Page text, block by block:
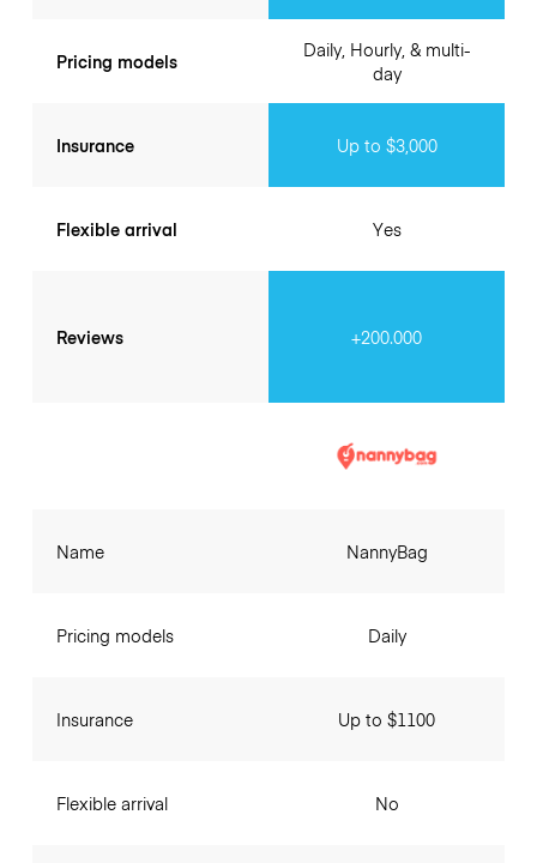
Pricing models
Insurance
Flexible arrival
Reviews
Daily, Hourly, & multi-
day
Up to $3,000
Yes
+200.000
Name
Pricing models
Insurance
Flexible arrival
NannyBag
Daily
Up to $1100
No